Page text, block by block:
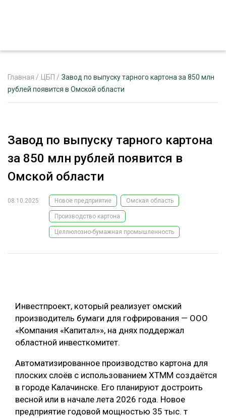
РЕКЛАМОДАТЕЛЯМ
ЛЕСНОЕ ХОЗЯЙСТВО
ЛЕСОЗАГОТОВКА
ОБРАБОТКА ДРЕВЕСИНЫ
ПРОИЗВОДСТВО ДРЕВЕСНЫХ ПЛИТ
КОМПЛЕКСНАЯ ПЕРЕРАБОТКА
ЛЕСОПИЛЕНИЕ
ДЕРЕВЯННОЕ ДОМОСТРОЕНИЕ
ПОДБОРКИ СТАТЕЙ
ЭКСПЕРТНОЕ МНЕНИЕ
Главная / ЦБП / Завод по выпуску тарного картона за 850 млн
рублей появится в Омской области
Завод по выпуску тарного картона
за 850 млн рублей появится в
Омской области
08.10.2025 Новое предприятие Омская область
Производство картона
Целлюлозно-бумажная промышленность
Инвестпроект, который реализует омский
производитель бумаги для гофрирования — ООО
«Компания «Капитал»», на днях поддержал
областной инвесткомитет.
Автоматизированное производство картона для
плоских слоёв с использованием ХТММ создаётся
в городе Калачинске. Его планируют достроить
весной или в начале лета 2026 года. Новое
предприятие годовой мощностью 35 тыс. т